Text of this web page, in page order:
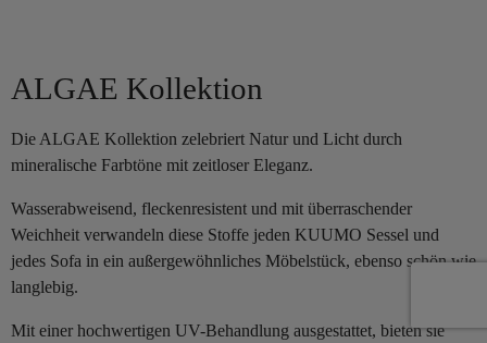
ALGAE Kollektion
Die ALGAE Kollektion zelebriert Natur und Licht durch
mineralische Farbtöne mit zeitloser Eleganz.
Wasserabweisend, fleckenresistent und mit überraschender
Weichheit verwandeln diese Stoffe jeden KUUMO Sessel und
jedes Sofa in ein außergewöhnliches Möbelstück, ebenso schön wie
langlebig.
Mit einer hochwertigen UV-Behandlung ausgestattet, bieten sie